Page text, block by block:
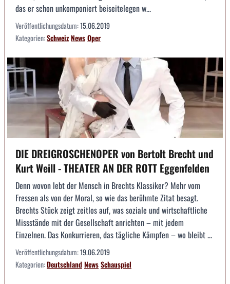
das er schon unkomponiert beiseitelegen w...
Veröffentlichungsdatum:15.06.2019
Kategorien:SchweizNewsOper
DIE DREIGROSCHENOPER von Bertolt Brecht und
Kurt Weill - THEATER AN DER ROTT Eggenfelden
Denn wovon lebt der Mensch in Brechts Klassiker? Mehr vom
Fressen als von der Moral, so wie das berühmte Zitat besagt.
Brechts Stück zeigt zeitlos auf, was soziale und wirtschaftliche
Missstände mit der Gesellschaft anrichten – mit jedem
Einzelnen. Das Konkurrieren, das tägliche Kämpfen – wo bleibt ...
Veröffentlichungsdatum:19.06.2019
Kategorien:DeutschlandNewsSchauspiel